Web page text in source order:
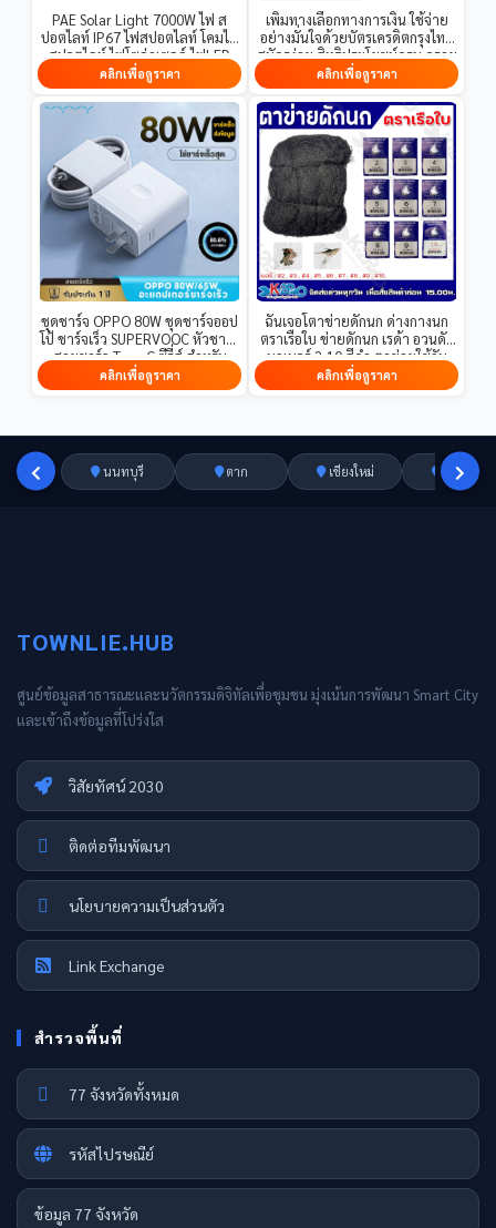
PAE Solar Light 7000W ไฟ ส
ปอตไลท์ IP67 ไฟสปอตไลท์ โคมไฟ
สปอตไลท์ ไฟโซล่าเซลล์ ไฟLED
ขนาดใหญ่ ความสว่างสูง
คลิกเพื่อดูราคา
เพิ่มทางเลือกทางการเงิน ใช้จ่าย
อย่างมั่นใจด้วยบัตรเครดิตกรุงไทย
สมัครง่าย สิทธิประโยชน์ครบ ดูราย
ละเอียดที่ลิงก์นี้
คลิกเพื่อดูราคา
ชุดชาร์จ OPPO 80W ชุดชาร์จออป
โป้ ชาร์จเร็ว SUPERVOOC หัวชาร์จ
สายชาร์จ Type-C ซีรี่ส์ สำหรับ
Reno Realme OPPO
A74/A95/A97 【รับประกัน1ปี】
คลิกเพื่อดูราคา
ฉันเจอโตาข่ายดักนก ด่างกางนก
ตราเรือใบ ข่ายดักนก เรด้า อวนดัก
นกเบอร์ 2-10 สีดำ ตาข่ายใช้กัน
อย่างแพร่หลายในการเกษตร รับ
ประกันคุณภาพ
คลิกเพื่อดูราคา
นนทบุรี ตาก เชียงใหม่ อ่างทอง
TOWNLIE.HUB
ศูนย์ข้อมูลสาธารณะและนวัตกรรมดิจิทัลเพื่อชุมชน มุ่งเน้นการพัฒนา Smart City
และเข้าถึงข้อมูลที่โปร่งใส
วิสัยทัศน์ 2030
ติดต่อทีมพัฒนา
นโยบายความเป็นส่วนตัว
Link Exchange
สำรวจพื้นที่
77 จังหวัดทั้งหมด
รหัสไปรษณีย์
ข้อมูล 77 จังหวัด